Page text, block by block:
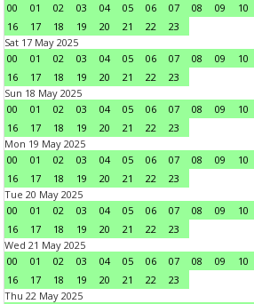
00
01 02 03 04 05 06 07 08 09 10
16
17 18 19 20 21 22
23
Sat 17 May 2025
00
01 02 03 04 05 06 07 08 09 10
16
17 18 19 20 21 22
23
Sun 18 May 2025
00
01 02 03 04 05 06 07 08 09 10
16
17 18 19 20 21 22
23
Mon 19 May 2025
00
01 02 03 04 05 06 07 08 09 10
16
17 18 19 20 21 22
23
Tue 20 May 2025
00
01 02 03 04 05 06 07 08 09 10
16
17 18 19 20 21 22
23
Wed 21 May 2025
00
01 02 03 04 05 06 07 08 09 10
16
17 18 19 20 21 22
23
Thu 22 May 2025